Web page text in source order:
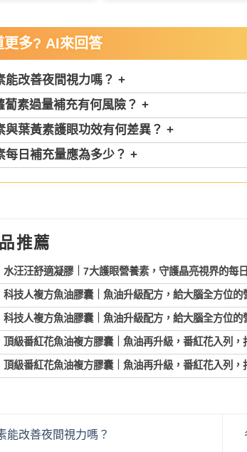
飛蚊症、黃斑部..
更多? AI來回答
能改善夜間視力嗎？ +
蔔素過量補充有何風險？ +
與葉黃素護眼功效有何差異？ +
每日補充量應為多少？ +
推薦
水汪汪舒適凝膠｜7大護眼營養素，守護晶亮視界的每
科技人複方魚油膠囊｜魚油升級配方，給大腦全方位的
科技人複方魚油膠囊｜魚油升級配方，給大腦全方位的
頂級番紅花魚油複方膠囊｜魚油再升級，番紅花入列，
頂級番紅花魚油複方膠囊｜魚油再升級，番紅花入列，
能改善夜間視力嗎？